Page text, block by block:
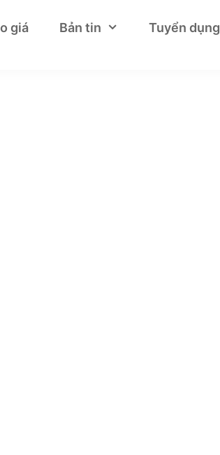
giá Bản tin Tuyển dụng